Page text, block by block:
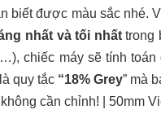
biết được màu sắc nhé.
nhất và tối nhấttrong
chiếc máy sẽ tính
quy tắc “18% Grey” mà